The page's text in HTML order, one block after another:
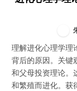
理解进化心理学理论可以阐明人类行为、适应和社会动态
背后的原因。关键
和父母投资理论。
和繁殖而进化。获